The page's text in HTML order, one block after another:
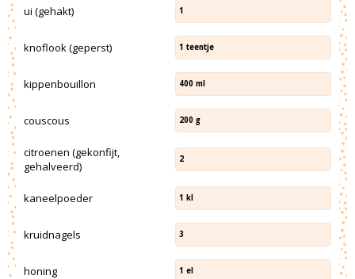
ui (gehakt) 1
knoflook (geperst) 1 teentje
kippenbouillon 400 ml
couscous 200 g
citroenen (gekonfijt,
gehalveerd)
2
kaneelpoeder 1 kl
kruidnagels 3
honing 1 el